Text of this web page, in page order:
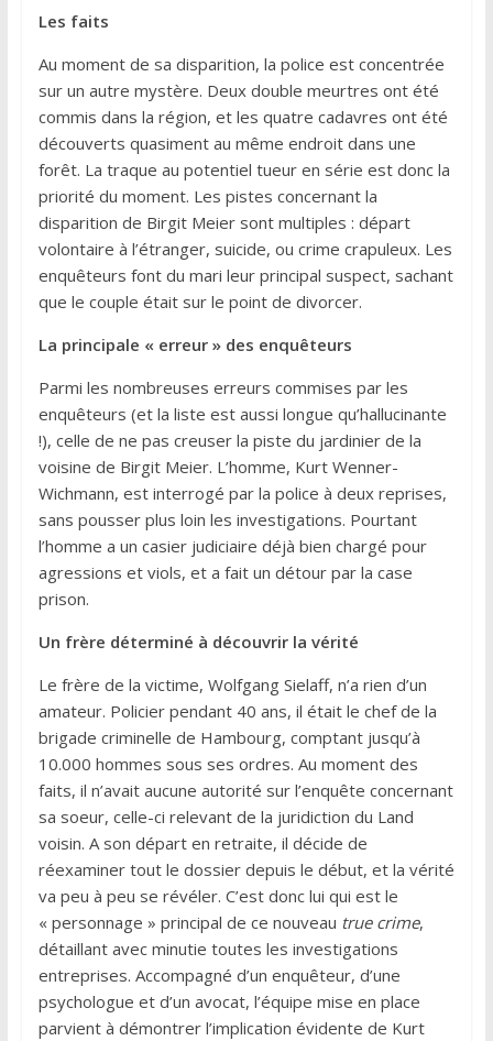
Les faits
Au moment de sa disparition, la police est concentrée
sur un autre mystère. Deux double meurtres ont été
commis dans la région, et les quatre cadavres ont été
découverts quasiment au même endroit dans une
forêt. La traque au potentiel tueur en série est donc la
priorité du moment. Les pistes concernant la
disparition de Birgit Meier sont multiples : départ
volontaire à l’étranger, suicide, ou crime crapuleux. Les
enquêteurs font du mari leur principal suspect, sachant
que le couple était sur le point de divorcer.
La principale « erreur » des enquêteurs
Parmi les nombreuses erreurs commises par les
enquêteurs (et la liste est aussi longue qu’hallucinante
!), celle de ne pas creuser la piste du jardinier de la
voisine de Birgit Meier. L’homme, Kurt Wenner-
Wichmann, est interrogé par la police à deux reprises,
sans pousser plus loin les investigations. Pourtant
l’homme a un casier judiciaire déjà bien chargé pour
agressions et viols, et a fait un détour par la case
prison.
Un frère déterminé à découvrir la vérité
Le frère de la victime, Wolfgang Sielaff, n’a rien d’un
amateur. Policier pendant 40 ans, il était le chef de la
brigade criminelle de Hambourg, comptant jusqu’à
10.000 hommes sous ses ordres. Au moment des
faits, il n’avait aucune autorité sur l’enquête concernant
sa soeur, celle-ci relevant de la juridiction du Land
voisin. A son départ en retraite, il décide de
réexaminer tout le dossier depuis le début, et la vérité
va peu à peu se révéler. C’est donc lui qui est le
« personnage » principal de ce nouveau true crime,
détaillant avec minutie toutes les investigations
entreprises. Accompagné d’un enquêteur, d’une
psychologue et d’un avocat, l’équipe mise en place
parvient à démontrer l’implication évidente de Kurt